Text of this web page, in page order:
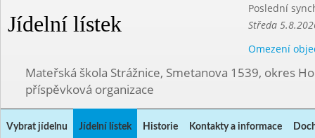
Jídelní lístek
Poslední
Středa
Omezení
Mateřská škola Strážnice, Smetanova 1539, okres
příspěvková organizace
Vybrat jídelnu Jídelní lístek Historie Kontakty a informace